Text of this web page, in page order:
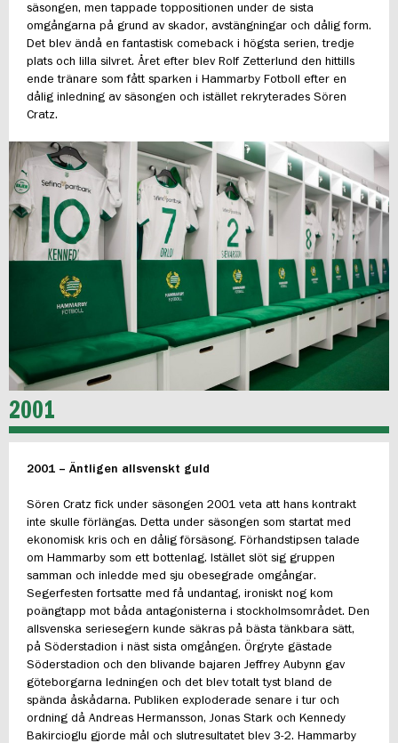
säsongen, men tappade toppositionen under de sista
omgångarna på grund av skador, avstängningar och dålig form.
Det blev ändå en fantastisk comeback i högsta serien, tredje
plats och lilla silvret. Året efter blev Rolf Zetterlund den hittills
ende tränare som fått sparken i Hammarby Fotboll efter en
dålig inledning av säsongen och istället rekryterades Sören
Cratz.
2001
2001 – Äntligen allsvenskt guld
Sören Cratz fick under säsongen 2001 veta att hans kontrakt
inte skulle förlängas. Detta under säsongen som startat med
ekonomisk kris och en dålig försäsong. Förhandstipsen talade
om Hammarby som ett bottenlag. Istället slöt sig gruppen
samman och inledde med sju obesegrade omgångar.
Segerfesten fortsatte med få undantag, ironiskt nog kom
poängtapp mot båda antagonisterna i stockholmsområdet. Den
allsvenska seriesegern kunde säkras på bästa tänkbara sätt,
på Söderstadion i näst sista omgången. Örgryte gästade
Söderstadion och den blivande bajaren Jeffrey Aubynn gav
göteborgarna ledningen och det blev totalt tyst bland de
spända åskådarna. Publiken exploderade senare i tur och
ordning då Andreas Hermansson, Jonas Stark och Kennedy
Bakircioglu gjorde mål och slutresultatet blev 3-2. Hammarby